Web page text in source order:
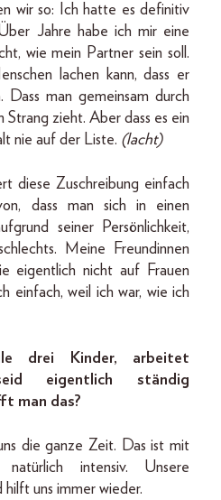
wir so: Ich hatte es definitiv
Jahre habe ich mir eine
wie mein Partner sein soll.
lachen kann, dass er
man gemeinsam durch
Strang zieht. Aber dass es ein
nie auf der Liste. (lacht)
diese Zuschreibung einfach
dass man sich in einen
seiner Persönlichkeit,
Meine Freundinnen
eigentlich nicht auf Frauen
einfach, weil ich war, wie ich
drei Kinder, arbeitet
eigentlich ständig
man das?
die ganze Zeit. Das ist mit
intensiv. Unsere
hilft uns immer wieder.